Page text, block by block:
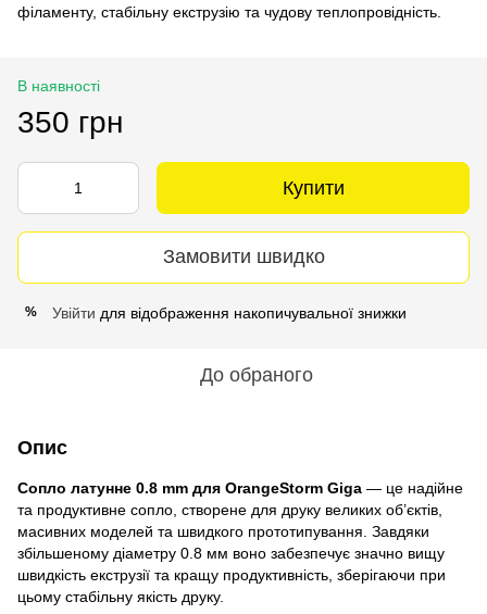
філаменту, стабільну екструзію та чудову теплопровідність.
В наявності
350 грн
Купити
Замовити швидко
% Увійти для відображення накопичувальної знижки
До обраного
Опис
Сопло латунне 0.8 mm для OrangeStorm Giga — це надійне
та продуктивне сопло, створене для друку великих об’єктів,
масивних моделей та швидкого прототипування. Завдяки
збільшеному діаметру 0.8 мм воно забезпечує значно вищу
швидкість екструзії та кращу продуктивність, зберігаючи при
цьому стабільну якість друку.